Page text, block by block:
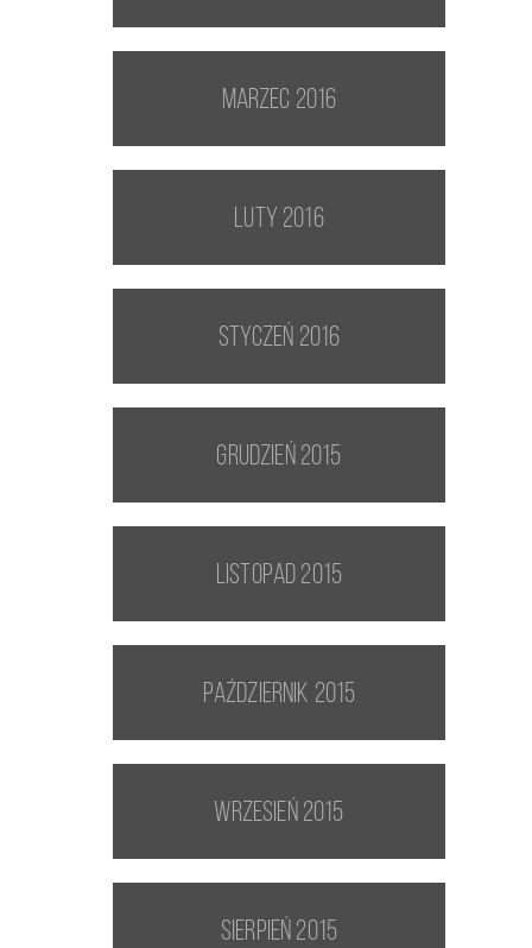
marzec 2016
luty 2016
styczeń 2016
grudzień 2015
listopad 2015
październik 2015
wrzesień 2015
sierpień 2015